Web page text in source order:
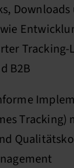
Downloads
Tracking-
B2B
Tracking)